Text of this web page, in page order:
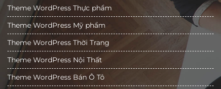
Theme WordPress Thực phẩm
Theme WordPress Mỹ phẩm
Theme WordPress Thời Trang
Theme WordPress Nội Thất
Theme WordPress Bán Ô Tô